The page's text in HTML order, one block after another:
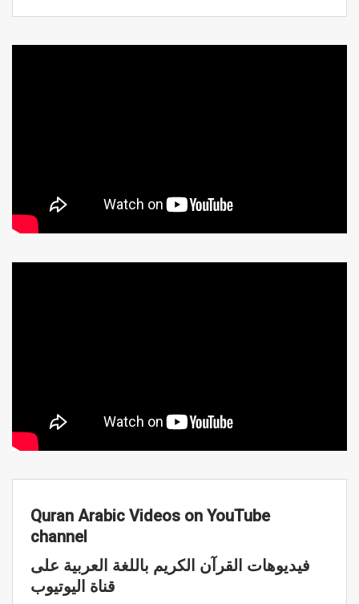
Quran Arabic Videos on YouTube
channel
فيديوهات القرآن الكريم باللغة العربية على
قناة اليوتيوب